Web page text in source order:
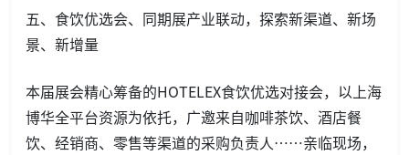
五、食饮优选会、同期展产业联动，探索新渠道、新场
景、新增量
本届展会精心筹备的HOTELEX食饮优选对接会，以上海
博华全平台资源为依托，广邀来自咖啡茶饮、酒店餐
饮、经销商、零售等渠道的采购负责人……亲临现场，